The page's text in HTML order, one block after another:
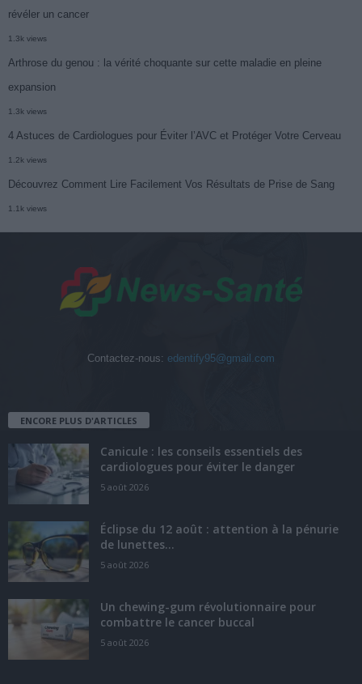
révéler un cancer
1.3k views
Arthrose du genou : la vérité choquante sur cette maladie en pleine
expansion
1.3k views
4 Astuces de Cardiologues pour Éviter l’AVC et Protéger Votre Cerveau
1.2k views
Découvrez Comment Lire Facilement Vos Résultats de Prise de Sang
1.1k views
Contactez-nous: edentify95@gmail.com
ENCORE PLUS D'ARTICLES
Canicule : les conseils essentiels des
cardiologues pour éviter le danger
5 août 2026
Éclipse du 12 août : attention à la pénurie
de lunettes...
5 août 2026
Un chewing-gum révolutionnaire pour
combattre le cancer buccal
5 août 2026